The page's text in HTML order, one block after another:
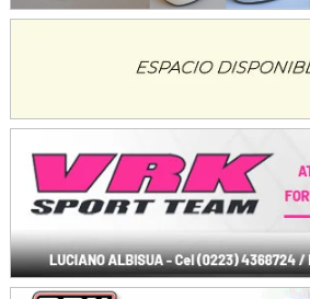
Ciudad de Trenque Lauquen (Asfalto)
ENTRERRIANO - F6 (POSTERGADA)
Villaguay (Entre Ríos)
VICTORIENSE - F7
Victoria (Entre Ríos)
PATAGONICO - F6